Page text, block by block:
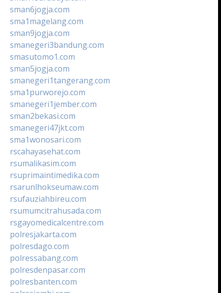
sman6jogja.com
sma1magelang.com
sman9jogja.com
smanegeri3bandung.com
smasutomo1.com
sman5jogja.com
smanegeri1tangerang.com
sma1purworejo.com
smanegeri1jember.com
sman2bekasi.com
smanegeri47jkt.com
sma1wonosari.com
rscahayasehat.com
rsumalikasim.com
rsuprimaintimedika.com
rsarunlhokseumaw.com
rsufauziahbireu.com
rsumumcitrahusada.com
rsgayomedicalcentre.com
polresjakarta.com
polresdago.com
polressabang.com
polresdenpasar.com
polresbanten.com